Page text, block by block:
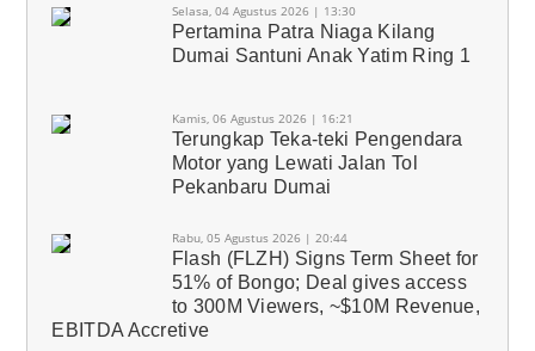
Selasa, 04 Agustus 2026 | 13:30
Pertamina Patra Niaga Kilang
Dumai Santuni Anak Yatim Ring 1
Kamis, 06 Agustus 2026 | 16:21
Terungkap Teka-teki Pengendara
Motor yang Lewati Jalan Tol
Pekanbaru Dumai
Rabu, 05 Agustus 2026 | 20:44
Flash (FLZH) Signs Term Sheet for
51% of Bongo; Deal gives access
to 300M Viewers, ~$10M Revenue,
EBITDA Accretive